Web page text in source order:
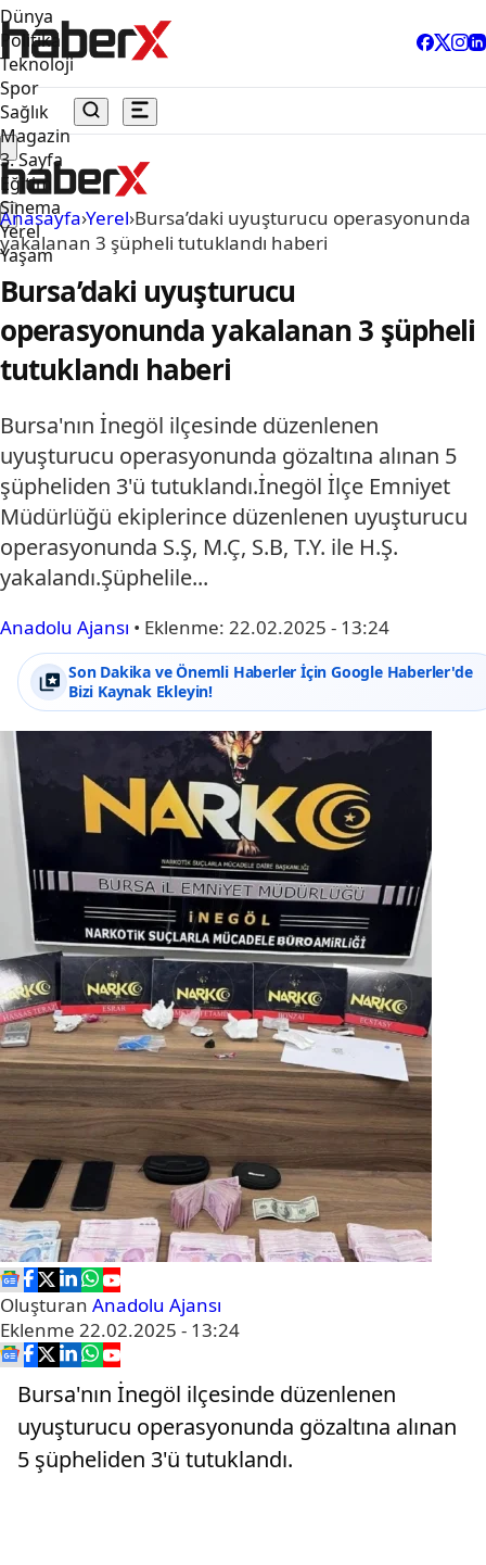
Dünya
Politika
Teknoloji
Spor
Sağlık
Magazin
3. Sayfa
Eğitim
Sinema
Yerel
Yaşam
Anasayfa›Yerel›Bursa’daki uyuşturucu operasyonunda
yakalanan 3 şüpheli tutuklandı haberi
Bursa’daki uyuşturucu
operasyonunda yakalanan 3 şüpheli
tutuklandı haberi
Bursa'nın İnegöl ilçesinde düzenlenen
uyuşturucu operasyonunda gözaltına alınan 5
şüpheliden 3'ü tutuklandı.İnegöl İlçe Emniyet
Müdürlüğü ekiplerince düzenlenen uyuşturucu
operasyonunda S.Ş, M.Ç, S.B, T.Y. ile H.Ş.
yakalandı.Şüphelile...
Anadolu Ajansı • Eklenme: 22.02.2025 - 13:24
Son Dakika ve Önemli Haberler İçin Google Haberler'de
Bizi Kaynak Ekleyin!
Oluşturan Anadolu Ajansı
Eklenme 22.02.2025 - 13:24
Bursa'nın İnegöl ilçesinde düzenlenen
uyuşturucu operasyonunda gözaltına alınan
5 şüpheliden 3'ü tutuklandı.